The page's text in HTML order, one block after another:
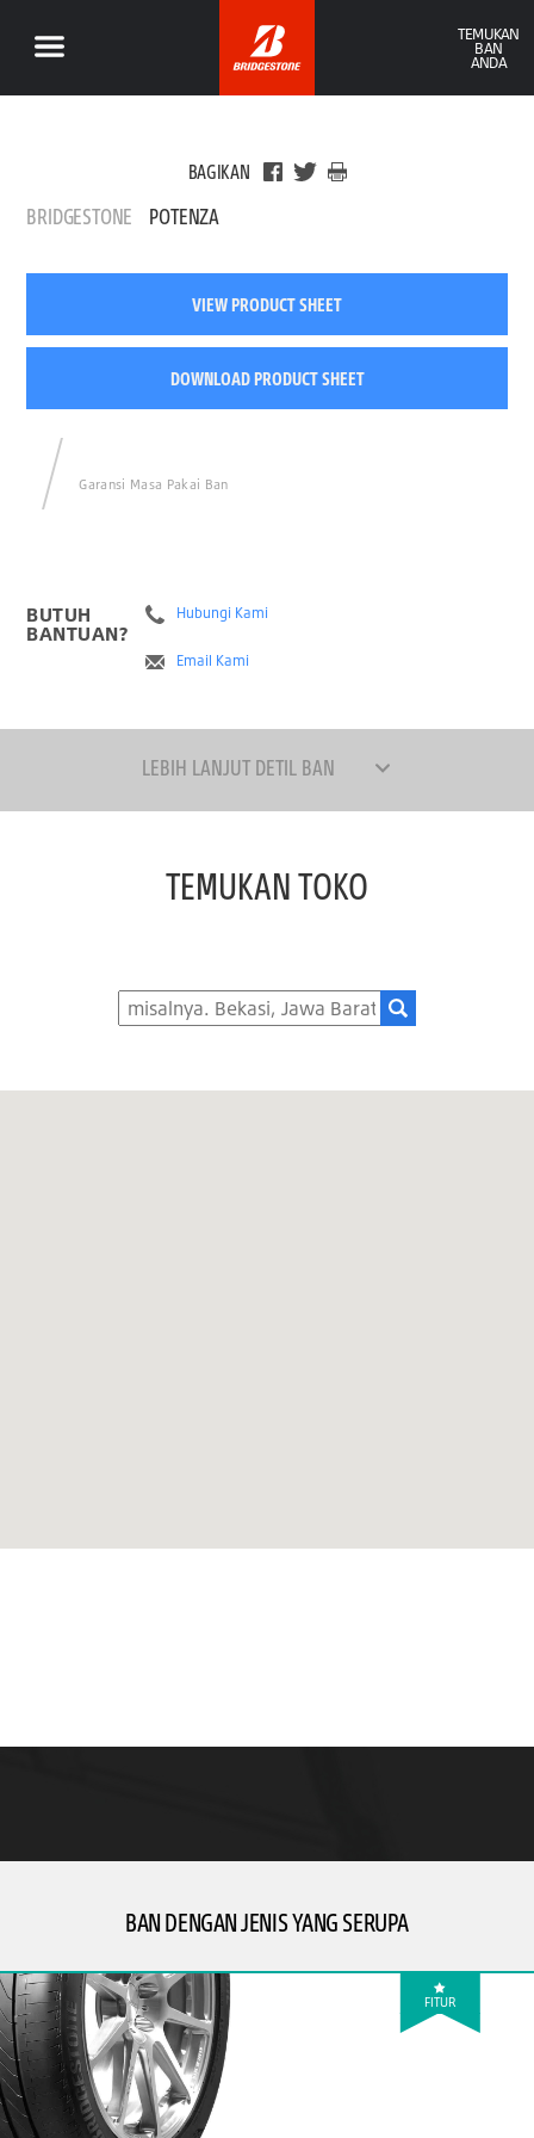
TEMUKAN
BAN
ANDA
BAGIKAN
BRIDGESTONE POTENZA
VIEW PRODUCT SHEET
DOWNLOAD PRODUCT SHEET
Garansi Masa Pakai Ban
BUTUH
BANTUAN?
Hubungi Kami
Email Kami
LEBIH LANJUT DETIL BAN
TEMUKAN TOKO
BAN DENGAN JENIS YANG SERUPA
FITUR